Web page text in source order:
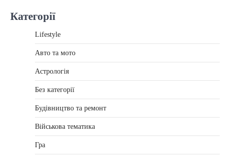
Категорії
Lifestyle
Авто та мото
Астрологія
Без категорії
Будівництво та ремонт
Військова тематика
Гра